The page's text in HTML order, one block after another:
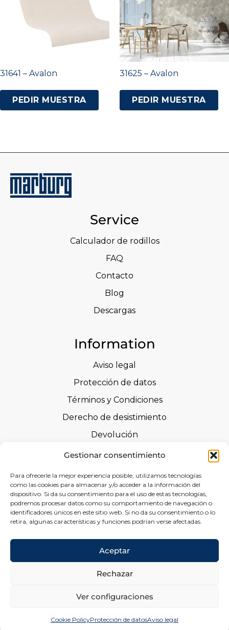
Gestionar consentimiento
Para ofrecerle la mejor experiencia posible, utilizamos tecnologías
como las cookies para almacenar y/o acceder a la información del
dispositivo. Si da su consentimiento para el uso de estas tecnologías,
podremos procesar datos como su comportamiento de navegación o
identificadores únicos en este sitio web. Si no da su consentimiento o lo
retira, algunas características y funciones podrían verse afectadas.
Aceptar
Rechazar
Ver configuraciones
Cookie PolicyProtección de datosAviso legal
31641 – Avalon
PEDIR MUESTRA
31625 – Avalon
PEDIR MUESTRA
Service
Calculador de rodillos
FAQ
Contacto
Blog
Descargas
Information
Aviso legal
Protección de datos
Términos y Condiciones
Derecho de desistimiento
Devolución
Advertencias de seguridad
Declaraciones de prestaciones
Formulario de Desistimiento
Social
marburg E-Commerce